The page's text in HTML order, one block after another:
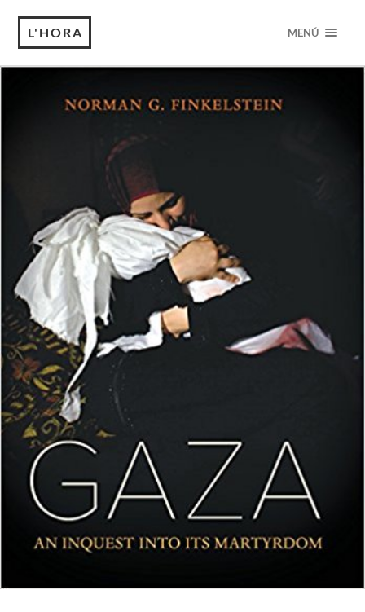
L'HORA MENÚ